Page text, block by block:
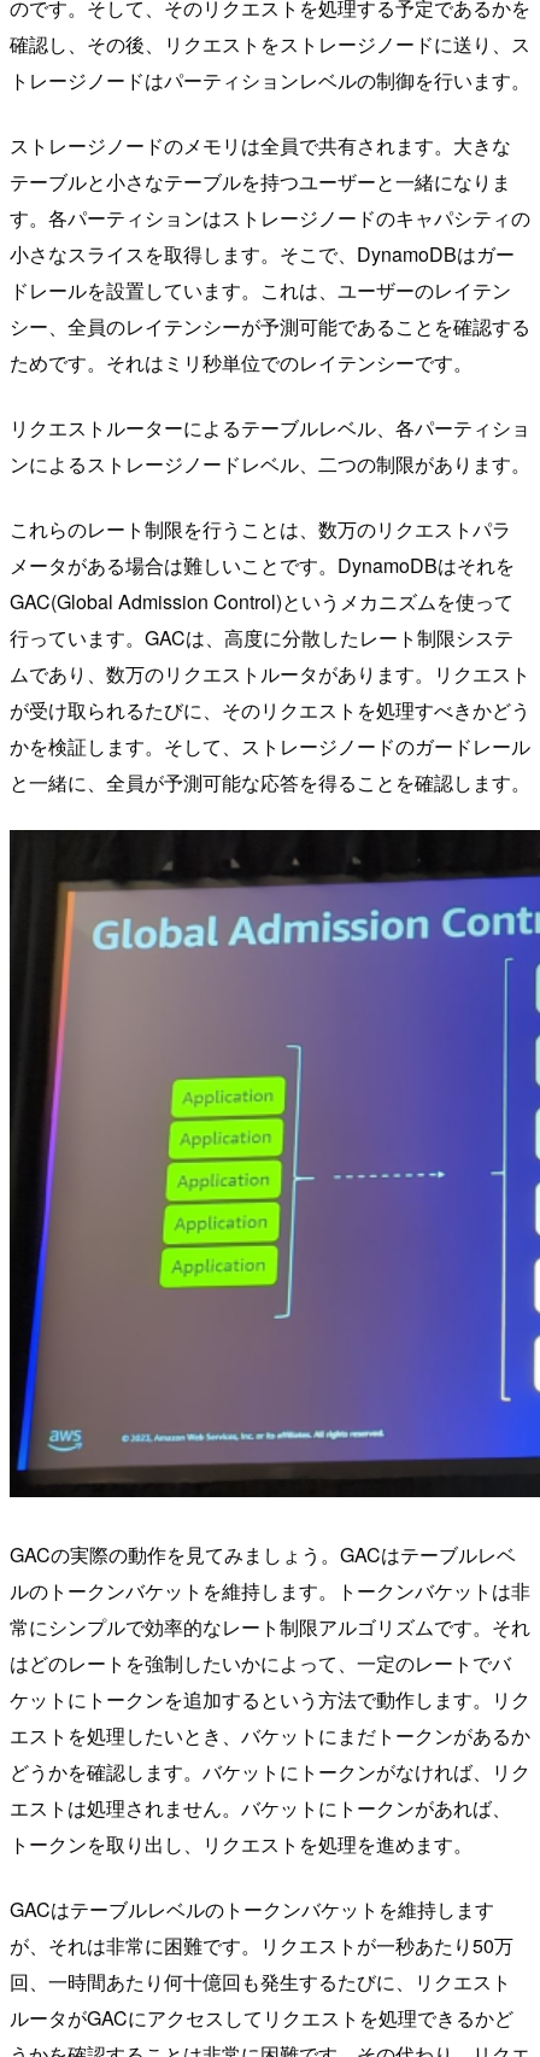
のです。そして、そのリクエストを処理する予定であるかを
確認し、その後、リクエストをストレージノードに送り、ス
トレージノードはパーティションレベルの制御を行います。
ストレージノードのメモリは全員で共有されます。大きな
テーブルと小さなテーブルを持つユーザーと一緒になりま
す。各パーティションはストレージノードのキャパシティの
小さなスライスを取得します。そこで、DynamoDBはガー
ドレールを設置しています。これは、ユーザーのレイテン
シー、全員のレイテンシーが予測可能であることを確認する
ためです。それはミリ秒単位でのレイテンシーです。
リクエストルーターによるテーブルレベル、各パーティショ
ンによるストレージノードレベル、二つの制限があります。
これらのレート制限を行うことは、数万のリクエストパラ
メータがある場合は難しいことです。DynamoDBはそれを
GAC(Global Admission Control)というメカニズムを使って
行っています。GACは、高度に分散したレート制限システ
ムであり、数万のリクエストルータがあります。リクエスト
が受け取られるたびに、そのリクエストを処理すべきかどう
かを検証します。そして、ストレージノードのガードレール
と一緒に、全員が予測可能な応答を得ることを確認します。
GACの実際の動作を見てみましょう。GACはテーブルレベ
ルのトークンバケットを維持します。トークンバケットは非
常にシンプルで効率的なレート制限アルゴリズムです。それ
はどのレートを強制したいかによって、一定のレートでバ
ケットにトークンを追加するという方法で動作します。リク
エストを処理したいとき、バケットにまだトークンがあるか
どうかを確認します。バケットにトークンがなければ、リク
エストは処理されません。バケットにトークンがあれば、
トークンを取り出し、リクエストを処理を進めます。
GACはテーブルレベルのトークンバケットを維持します
が、それは非常に困難です。リクエストが一秒あたり50万
回、一時間あたり何十億回も発生するたびに、リクエスト
ルータがGACにアクセスしてリクエストを処理できるかど